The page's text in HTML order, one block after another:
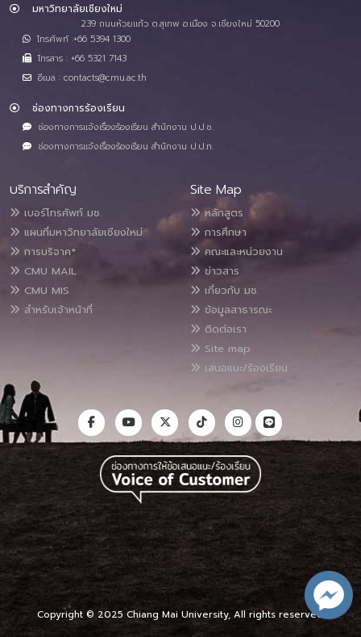
มหาวิทยาลัยเชียงใหม่
239 ถนนห้วยแก้ว ต.สุเทพ อ.เมือง จ.เชียงใหม่ 50200
โทรศัพท์ :+66 5394 1300
โทรสาร : +66 5321 7143
อีเมล : contacts@cmu.ac.th
ช่องทางการร้องเรียน
ช่องทางการแจ้งเรื่องร้องเรียน สำนักงาน ป.ป.ช.
ช่องทางการแจ้งเรื่องร้องเรียน สำนักงาน ป.ป.ท.
บริการสำคัญ
เบอร์โทรศัพท์ มช.
แผนที่มหาวิทยาลัยเชียงใหม่
การบริจาค*
CMU MAIL
CMU MIS
สำหรับเจ้าหน้าที่
Site Map
หลักสูตร
การศึกษา
คณะและหน่วยงาน
ข่าวสาร
เกี่ยวกับ มช.
ข้อมูลสาธารณะ
ติดต่อเรา
Site map
เสนอแนะ/ร้องเรียน
Copyright © 2025 Chiang Mai University, All rights reserved.